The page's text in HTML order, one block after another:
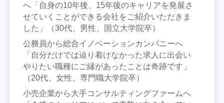
へ「自身の10年後、15年後のキャリアを発展さ
せていくことができる会社をご紹介いただきま
した」（30代、男性、国立大学院卒）
公務員から総合イノベーションカンパニーへ
「自分だけでは辿り着けなかった求人に出会い
やりたい職種にご縁があったことは奇跡です」
（20代、女性、専門職大学院卒）
小売企業から大手コンサルティングファームへ